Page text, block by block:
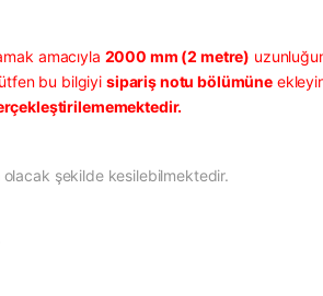
amacıyla 2000 mm (2 metre)
bu bilgiyi sipariş notu bölümüne
olacak şekilde kesilebilmektedir.